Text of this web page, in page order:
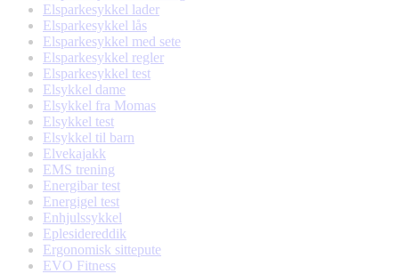
Elsparkesykkel lader
Elsparkesykkel lås
Elsparkesykkel med sete
Elsparkesykkel regler
Elsparkesykkel test
Elsykkel dame
Elsykkel fra Momas
Elsykkel test
Elsykkel til barn
Elvekajakk
EMS trening
Energibar test
Energigel test
Enhjulssykkel
Eplesidereddik
Ergonomisk sittepute
EVO Fitness